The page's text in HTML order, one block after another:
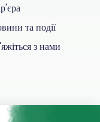
та події
з нами